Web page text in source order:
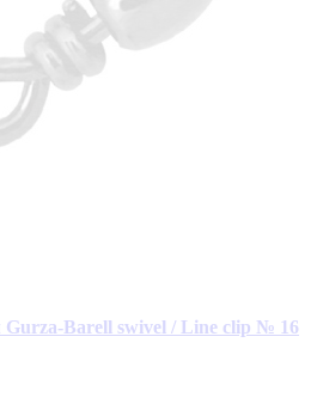
Barell swivel / Line clip № 16